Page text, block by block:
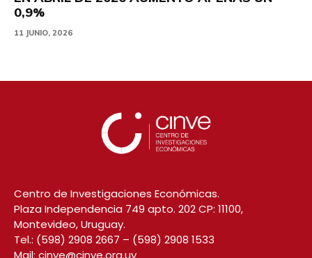
0,9%
11 JUNIO, 2026
Centro de Investigaciones Económicas.
Plaza Independencia 749 apto. 202 CP: 11100,
Montevideo, Uruguay.
Tel.: (598) 2908 2667 – (598) 2908 1533
Mail: cinve@cinve.org.uy